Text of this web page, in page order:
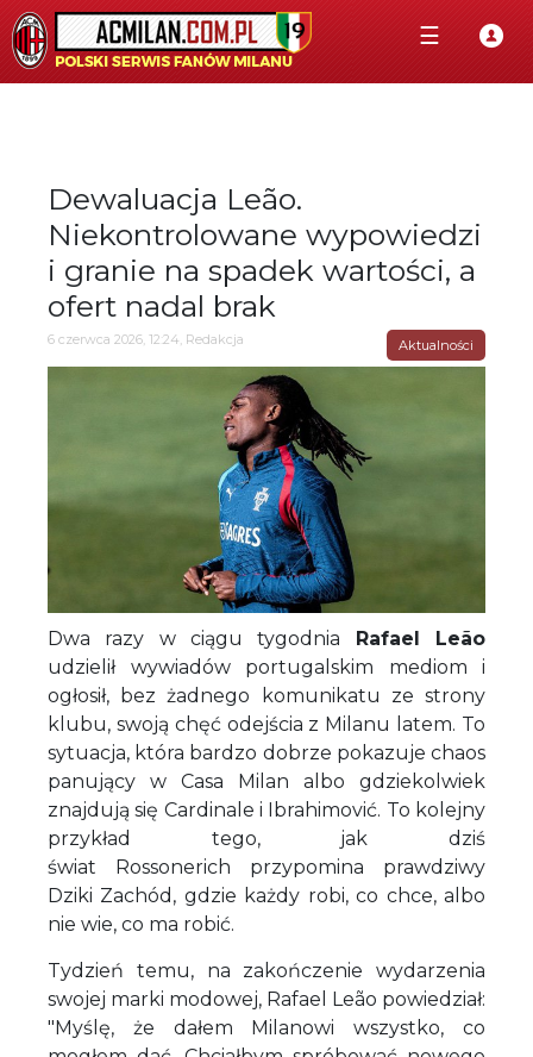
☰
Dewaluacja Leão.
Niekontrolowane wypowiedzi
i granie na spadek wartości, a
ofert nadal brak
6 czerwca 2026, 12:24, Redakcja Aktualności
Dwa razy w ciągu tygodnia Rafael Leão
udzielił wywiadów portugalskim mediom i
ogłosił, bez żadnego komunikatu ze strony
klubu, swoją chęć odejścia z Milanu latem. To
sytuacja, która bardzo dobrze pokazuje chaos
panujący w Casa Milan albo gdziekolwiek
znajdują się Cardinale i Ibrahimović. To kolejny
przykład tego, jak dziś
świat Rossonerich przypomina prawdziwy
Dziki Zachód, gdzie każdy robi, co chce, albo
nie wie, co ma robić.
Tydzień temu, na zakończenie wydarzenia
swojej marki modowej, Rafael Leão powiedział:
"Myślę, że dałem Milanowi wszystko, co